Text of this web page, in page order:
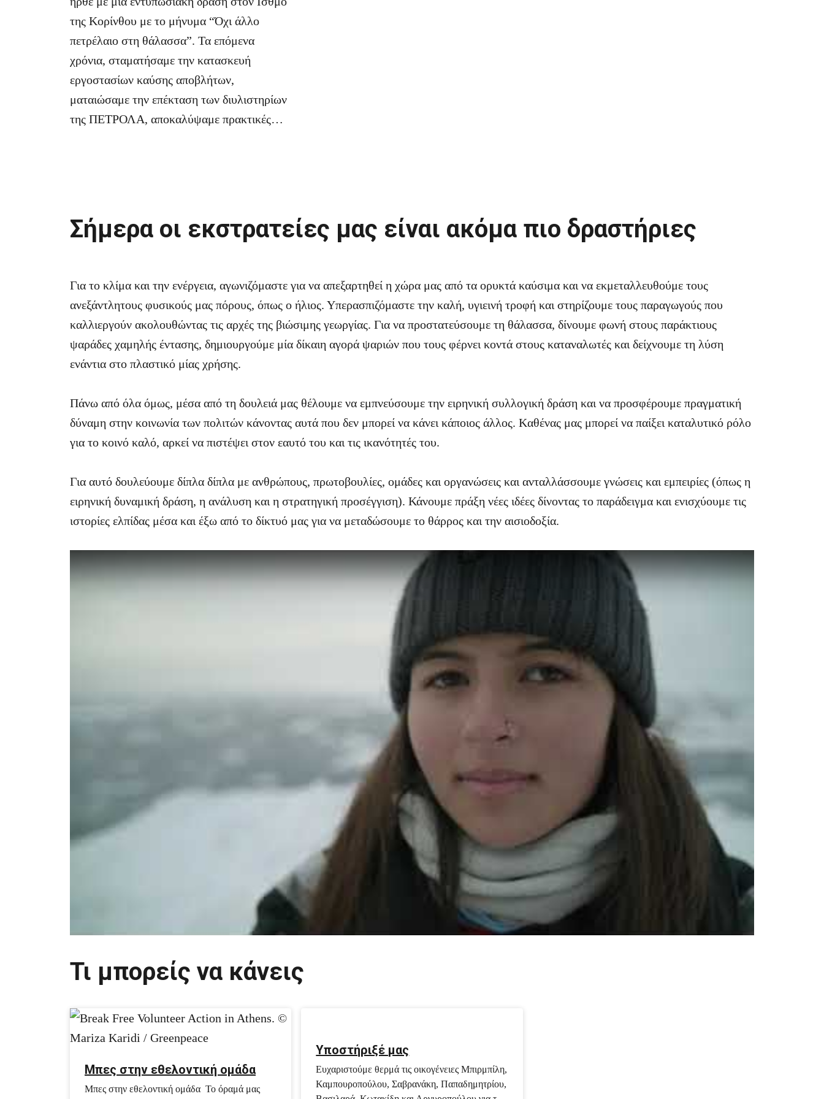
της Κορίνθου με το μήνυμα “Όχι άλλο
πετρέλαιο στη θάλασσα”. Τα επόμενα
χρόνια, σταματήσαμε την κατασκευή
εργοστασίων καύσης αποβλήτων,
ματαιώσαμε την επέκταση των διυλιστηρίων
της ΠΕΤΡΟΛΑ, αποκαλύψαμε πρακτικές
Σήμερα οι εκστρατείες μας είναι ακόμα πιο δραστήριες
Για το κλίμα και την ενέργεια, αγωνιζόμαστε για να απεξαρτηθεί η χώρα μας από τα ορυκτά καύσιμα και να εκμεταλλευθούμε τους
ανεξάντλητους φυσικούς μας πόρους, όπως ο ήλιος. Υπερασπιζόμαστε την καλή, υγιεινή τροφή και στηρίζουμε τους παραγωγούς που
καλλιεργούν ακολουθώντας τις αρχές της βιώσιμης γεωργίας. Για να προστατεύσουμε τη θάλασσα, δίνουμε φωνή στους παράκτιους
ψαράδες χαμηλής έντασης, δημιουργούμε μία δίκαιη αγορά ψαριών που τους φέρνει κοντά στους καταναλωτές και δείχνουμε τη λύση
ενάντια στο πλαστικό μίας χρήσης.
Πάνω από όλα όμως, μέσα από τη δουλειά μας θέλουμε να εμπνεύσουμε την ειρηνική συλλογική δράση και να προσφέρουμε πραγματική
δύναμη στην κοινωνία των πολιτών κάνοντας αυτά που δεν μπορεί να κάνει κάποιος άλλος. Kαθένας μας μπορεί να παίξει καταλυτικό ρόλο
για το κοινό καλό, αρκεί να πιστέψει στον εαυτό του και τις ικανότητές του.
Για αυτό δουλεύουμε δίπλα δίπλα με ανθρώπους, πρωτοβουλίες, ομάδες και οργανώσεις και ανταλλάσσουμε γνώσεις και εμπειρίες (όπως η
ειρηνική δυναμική δράση, η ανάλυση και η στρατηγική προσέγγιση). Κάνουμε πράξη νέες ιδέες δίνοντας το παράδειγμα και ενισχύουμε τις
ιστορίες ελπίδας μέσα και έξω από το δίκτυό μας για να μεταδώσουμε το θάρρος και την αισιοδοξία.
Τι μπορείς να κάνεις
Μπες στην εθελοντική ομάδα
Μπες στην εθελοντική ομάδα Το όραμά μας
Υποστήριξέ μας
Ευχαριστούμε θερμά τις οικογένειες Μπιρμπίλη,
Καμπουροπούλου, Σαβρανάκη, Παπαδημητρίου,